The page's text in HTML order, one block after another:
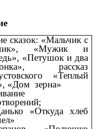
сказок: «Мальчик с
«Мужик и
«Петушок и два
рассказ
«Теплый
«Дом зерна»
«Откуда хлеб